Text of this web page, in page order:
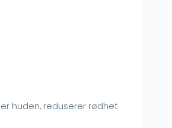
huden, reduserer rødhet